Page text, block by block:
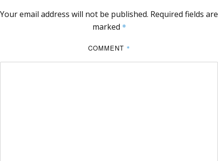
Your email address will not be published. Required fields are
marked *
COMMENT *